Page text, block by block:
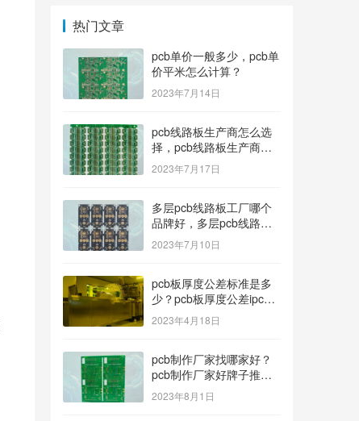
热门文章
pcb单价一般多少，pcb单
价平米怎么计算？
2023年7月14日
pcb线路板生产商怎么选
择，pcb线路板生产商找
哪家好？
2023年7月17日
多层pcb线路板工厂哪个
品牌好，多层pcb线路板
厂家哪家产品好？
2023年7月10日
pcb板厚度公差标准是多
少？pcb板厚度公差ipc标
准
2023年4月18日
pcb制作厂家找哪家好？
pcb制作厂家好牌子推
荐！
2023年8月1日